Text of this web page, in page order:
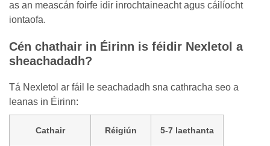
as an meascán foirfe idir inrochtaineacht agus cáilíocht
iontaofa.
Cén chathair in Éirinn is féidir Nexletol a
sheachadadh?
Tá Nexletol ar fáil le seachadadh sna cathracha seo a
leanas in Éirinn:
Cathair Réigiún 5-7 laethanta